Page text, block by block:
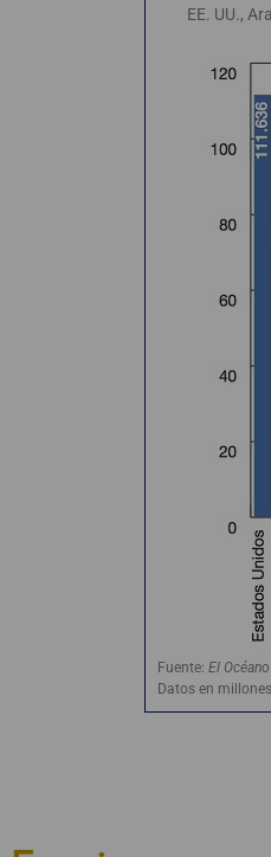
EE. UU.,
Fuente: El
Datos en